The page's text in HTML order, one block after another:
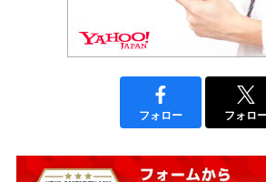
フォロー フォロ